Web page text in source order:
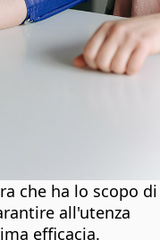
che ha lo scopo di
all'utenza
efficacia.